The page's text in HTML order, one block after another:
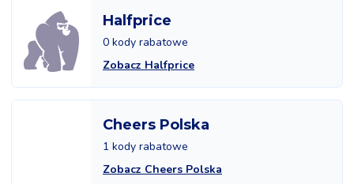
Halfprice
0 kody rabatowe
Zobacz Halfprice
Cheers Polska
1 kody rabatowe
Zobacz Cheers Polska